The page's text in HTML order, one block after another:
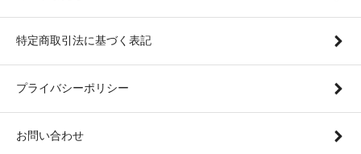
特定商取引法に基づく表記
プライバシーポリシー
お問い合わせ